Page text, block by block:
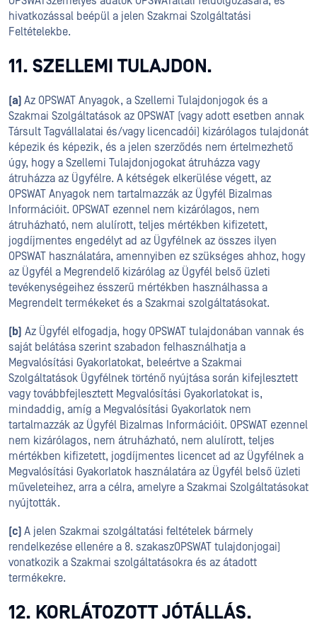
hivatkozással beépül a jelen Szakmai Szolgáltatási
Feltételekbe.
11. SZELLEMI TULAJDON.
(a) Az OPSWAT Anyagok, a Szellemi Tulajdonjogok és a
Szakmai Szolgáltatások az OPSWAT (vagy adott esetben annak
Társult Tagvállalatai és/vagy licencadói) kizárólagos tulajdonát
képezik és képezik, és a jelen szerződés nem értelmezhető
úgy, hogy a Szellemi Tulajdonjogokat átruházza vagy
átruházza az Ügyfélre. A kétségek elkerülése végett, az
OPSWAT Anyagok nem tartalmazzák az Ügyfél Bizalmas
Információit. OPSWAT ezennel nem kizárólagos, nem
átruházható, nem alulírott, teljes mértékben kifizetett,
jogdíjmentes engedélyt ad az Ügyfélnek az összes ilyen
OPSWAT használatára, amennyiben ez szükséges ahhoz, hogy
az Ügyfél a Megrendelő kizárólag az Ügyfél belső üzleti
tevékenységeihez ésszerű mértékben használhassa a
Megrendelt termékeket és a Szakmai szolgáltatásokat.
(b) Az Ügyfél elfogadja, hogy OPSWAT tulajdonában vannak és
saját belátása szerint szabadon felhasználhatja a
Megvalósítási Gyakorlatokat, beleértve a Szakmai
Szolgáltatások Ügyfélnek történő nyújtása során kifejlesztett
vagy továbbfejlesztett Megvalósítási Gyakorlatokat is,
mindaddig, amíg a Megvalósítási Gyakorlatok nem
tartalmazzák az Ügyfél Bizalmas Információit. OPSWAT ezennel
nem kizárólagos, nem átruházható, nem alulírott, teljes
mértékben kifizetett, jogdíjmentes licencet ad az Ügyfélnek a
Megvalósítási Gyakorlatok használatára az Ügyfél belső üzleti
műveleteihez, arra a célra, amelyre a Szakmai Szolgáltatásokat
nyújtották.
(c) A jelen Szakmai szolgáltatási feltételek bármely
rendelkezése ellenére a 8. szakaszOPSWAT tulajdonjogai)
vonatkozik a Szakmai szolgáltatásokra és az átadott
termékekre.
12. KORLÁTOZOTT JÓTÁLLÁS.